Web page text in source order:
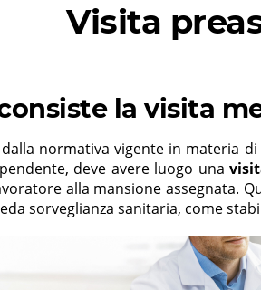
Visita
la visita
normativa vigente in materia
deve avere luogo una
alla mansione assegnata.
sorveglianza sanitaria, come